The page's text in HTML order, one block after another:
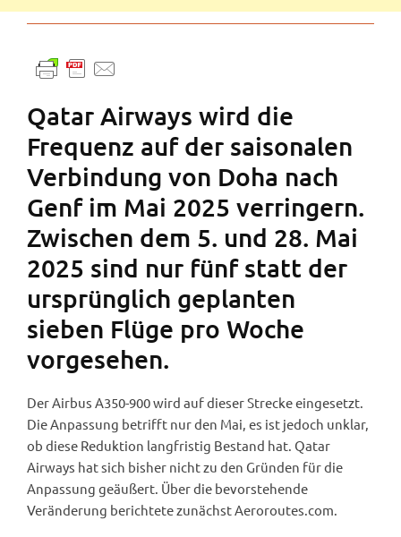
Qatar Airways wird die
Frequenz auf der saisonalen
Verbindung von Doha nach
Genf im Mai 2025 verringern.
Zwischen dem 5. und 28. Mai
2025 sind nur fünf statt der
ursprünglich geplanten
sieben Flüge pro Woche
vorgesehen.
Der Airbus A350-900 wird auf dieser Strecke eingesetzt.
Die Anpassung betrifft nur den Mai, es ist jedoch unklar,
ob diese Reduktion langfristig Bestand hat. Qatar
Airways hat sich bisher nicht zu den Gründen für die
Anpassung geäußert. Über die bevorstehende
Veränderung berichtete zunächst Aeroroutes.com.